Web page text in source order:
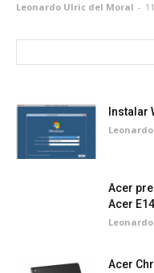
Leonardo Ulric del Moral -
Instalar
Acer
Acer
Acer